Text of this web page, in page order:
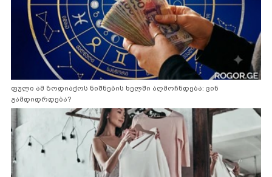
ფული ამ ზოდიაქოს ნიშნების ხელში აღმოჩნდება: ვინ
გამდიდრდება?